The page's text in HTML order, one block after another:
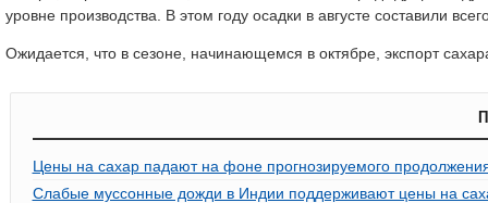
уровне производства. В этом году осадки в августе составили
Ожидается, что в сезоне, начинающемся в октябре, экспорт
Цены на сахар падают на фоне прогнозируемого
Слабые муссонные дожди в Индии поддерживают цены на